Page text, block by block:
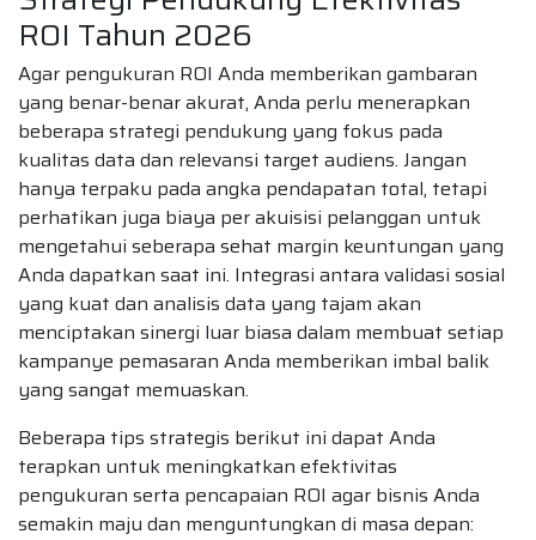
ROI Tahun 2026
Agar pengukuran ROI Anda memberikan gambaran
yang benar-benar akurat, Anda perlu menerapkan
beberapa strategi pendukung yang fokus pada
kualitas data dan relevansi target audiens. Jangan
hanya terpaku pada angka pendapatan total, tetapi
perhatikan juga biaya per akuisisi pelanggan untuk
mengetahui seberapa sehat margin keuntungan yang
Anda dapatkan saat ini. Integrasi antara validasi sosial
yang kuat dan analisis data yang tajam akan
menciptakan sinergi luar biasa dalam membuat setiap
kampanye pemasaran Anda memberikan imbal balik
yang sangat memuaskan.
Beberapa tips strategis berikut ini dapat Anda
terapkan untuk meningkatkan efektivitas
pengukuran serta pencapaian ROI agar bisnis Anda
semakin maju dan menguntungkan di masa depan: